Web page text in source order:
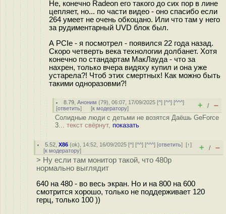
Не, конечно Radeon его такого до сих пор в лине
цепляет, но... по части видео - оно спасибо если
264 умеет не очень обкоцано. Или что там у него
за рудиментарный UVD блок был.
А PCIe - я посмотрел - появился 22 года назад.
Скоро четверть века технологии долбанет. Хотя
конечно по стандартам МакЛауда - что за
нахрен, только вчера видяху купил и она уже
устарела?! Чтоб этих смертных! Как можно быть
такими одноразовми?!
8.79 ,Аноним (79), 06:07, 17/09/2025 [^] [^^] [^^^]
[ответить] [к модератору] + / –
Солидные люди с детьми не возятся Даёшь GeForce
3... текст свёрнут, показать
5.52 ,X86 (ok), 14:52, 16/09/2025 [^] [^^] [^^^] [ответить][↑]
[к модератору] + / –
> Ну если там монитор такой, что 480p
нормально выглядит
640 на 480 - во весь экран. Но и на 800 на 600
смотрится хорошо, только не поддерживает 120
герц, только 100 ))